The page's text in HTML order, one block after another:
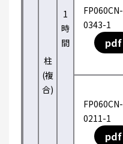
柱
(複
合)
1
時
間
FP060CN-
0343-1
pdf
FP060CN-
0211-1
pdf